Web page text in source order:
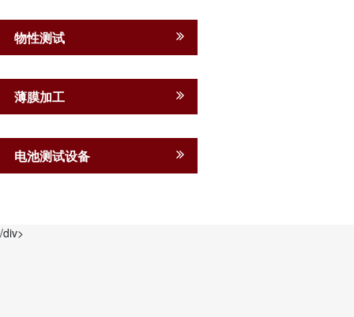
物性测试
薄膜加工
电池测试设备
/div>